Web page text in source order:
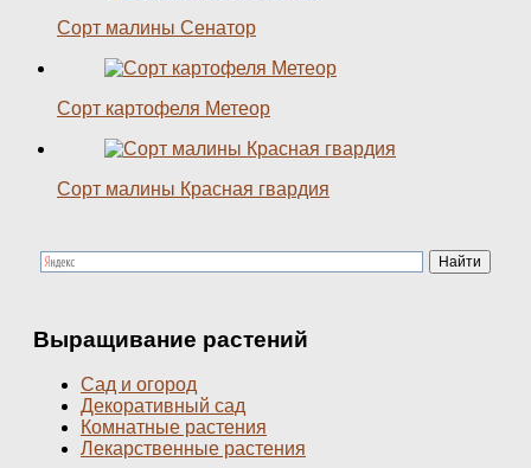
Сорт малины Сенатор
Сорт картофеля Метеор
Сорт малины Красная гвардия
Выращивание растений
Сад и огород
Декоративный сад
Комнатные растения
Лекарственные растения